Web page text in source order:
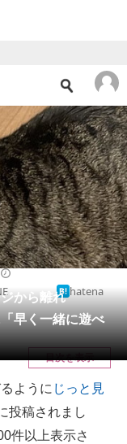
から離れ
早く一緒に遊べ
hatena
目次を表示
ように じっと見
投稿されまし
件以上表示さ